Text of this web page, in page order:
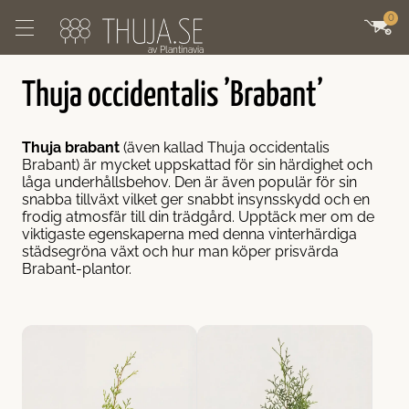
av Plantinavia
Brabant Kruka 40-80cm
Brabant Kruka 80-120cm
Brabant Kruka 160-200cm
Smaragd Kruka 40-80cm
Smaragd Kruka 80-120cm
Smaragd Kruka 160-200cm
Kruka 40-80cm
Kruka 80-120cm
Kruka 160-200cm
of Brabant
of Brabant
King of Brabant Kruka 40-80cm
King of Brabant Kruka 80-120cm
King of Brabant Kruka 160-200cm
0
Thuja occidentalis ’Brabant’
Thuja brabant (även kallad Thuja occidentalis
Brabant) är mycket uppskattad för sin härdighet och
låga underhållsbehov. Den är även populär för sin
snabba tillväxt vilket ger snabbt insynsskydd och en
frodig atmosfär till din trädgård. Upptäck mer om de
viktigaste egenskaperna med denna vinterhärdiga
städsegröna växt och hur man köper prisvärda
Brabant-plantor.